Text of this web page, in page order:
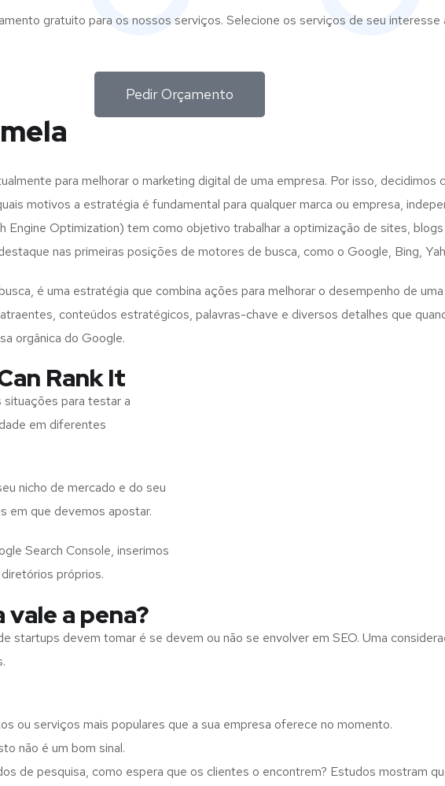
gratuito para os nossos serviços. Selecione os serviços de seu
Pedir Orçamento
para melhorar o marketing digital de uma empresa. Por isso, decidimos
motivos a estratégia é fundamental para qualquer marca ou empresa,
Engine Optimization) tem como objetivo trabalhar a optimização de sites,
nas primeiras posições de motores de busca, como o Google, Bing,
é uma estratégia que combina ações para melhorar o desempenho de
conteúdos estratégicos, palavras-chave e diversos detalhes que
orgânica do Google.
Rank It
para testar a
em diferentes
nicho de mercado e do seu
em que devemos apostar.
Search Console, inserimos
próprios.
vale a pena?
startups devem tomar é se devem ou não se envolver em SEO. Uma
ou serviços mais populares que a sua empresa oferece no momento.
não é um bom sinal.
de pesquisa, como espera que os clientes o encontrem? Estudos mostram